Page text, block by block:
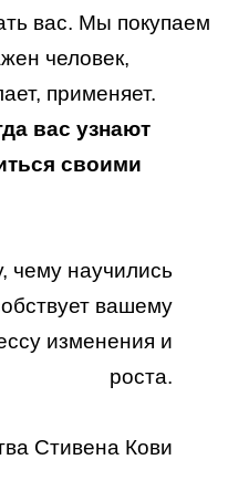
вас. Мы покупаем
человек,
применяет.
вас узнают
своими
чему научились
вашему
изменения и
роста.
Стивена Кови